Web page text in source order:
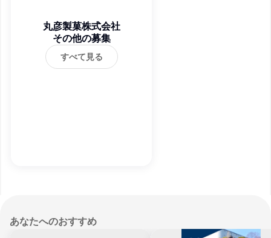
丸彦製菓株式会社
その他の募集
すべて見る
あなたへのおすすめ